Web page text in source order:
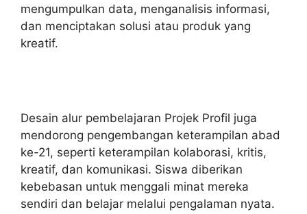
mengumpulkan data, menganalisis informasi,
dan menciptakan solusi atau produk yang
kreatif.
Desain alur pembelajaran Projek Profil juga
mendorong pengembangan keterampilan abad
ke-21, seperti keterampilan kolaborasi, kritis,
kreatif, dan komunikasi. Siswa diberikan
kebebasan untuk menggali minat mereka
sendiri dan belajar melalui pengalaman nyata.